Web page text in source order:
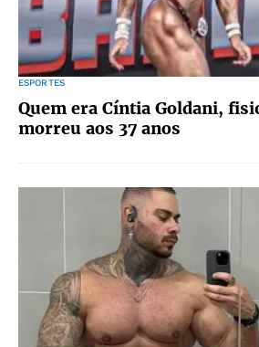
ESPORTES
Quem era Cíntia Goldani,
morreu aos 37 anos